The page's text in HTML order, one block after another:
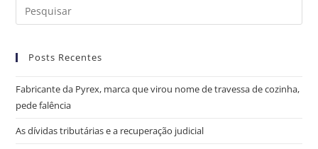
Posts Recentes
Fabricante da Pyrex, marca que virou nome de travessa de cozinha,
pede falência
As dívidas tributárias e a recuperação judicial